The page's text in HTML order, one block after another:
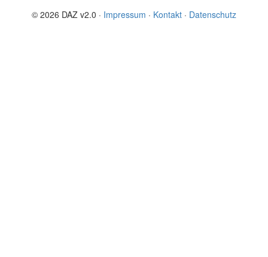
© 2026 DAZ v2.0 · Impressum · Kontakt · Datenschutz